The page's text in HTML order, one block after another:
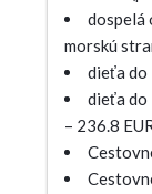
dospelá
morskú
dieťa do
dieťa do
– 236.8